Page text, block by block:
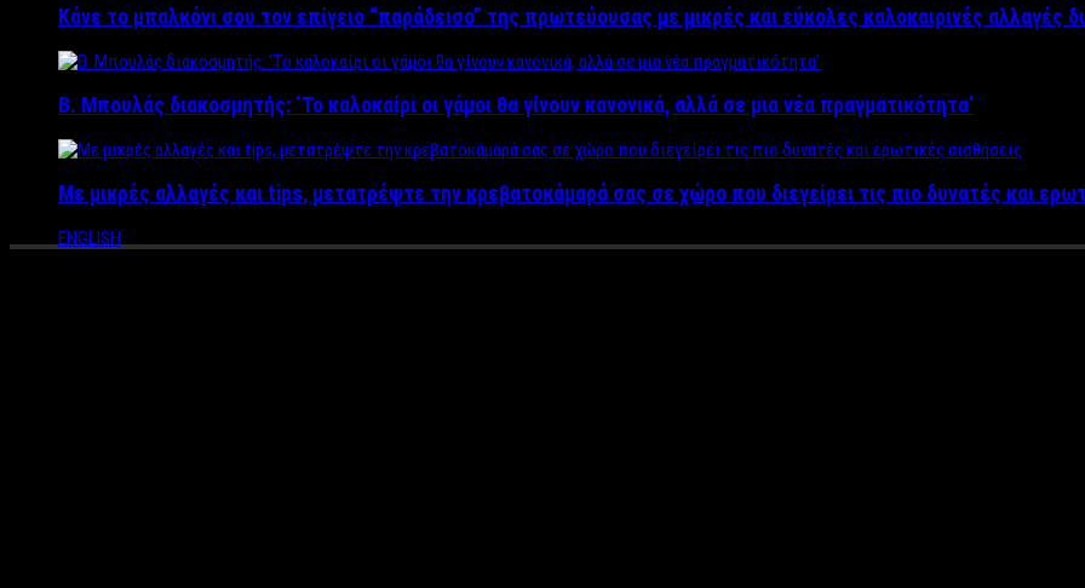
Κάνε το μπαλκόνι σου τον επίγειο “παράδεισο” της πρωτεύουσας με μικρές και εύκολες καλοκαιρινές αλλαγές
Β. Μπουλάς διακοσμητής: ‘Το καλοκαίρι οι γάμοι θα γίνουν κανονικά, αλλά σε μια νέα πραγματικότητα’
Με μικρές αλλαγές και tips, μετατρέψτε την κρεβατοκάμαρά σας σε χώρο που διεγείρει τις πιο δυνατές και
ENGLISH